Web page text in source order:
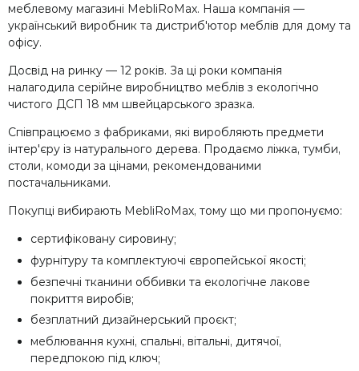
меблевому магазині MebliRoMax. Наша компанія —
український виробник та дистриб'ютор меблів для дому та
офісу.
Досвід на ринку — 12 років. За ці роки компанія
налагодила серійне виробництво меблів з екологічно
чистого ДСП 18 мм швейцарського зразка.
Співпрацюємо з фабриками, які виробляють предмети
інтер'єру із натурального дерева. Продаємо ліжка, тумби,
столи, комоди за цінами, рекомендованими
постачальниками.
Покупці вибирають MebliRoMax, тому що ми пропонуємо:
сертифіковану сировину;
фурнітуру та комплектуючі європейської якості;
безпечні тканини оббивки та екологічне лакове
покриття виробів;
безплатний дизайнерський проєкт;
меблювання кухні, спальні, вітальні, дитячої,
передпокою під ключ;